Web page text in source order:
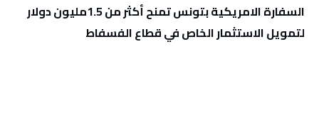
السفارة الامريكية بتونس تمنح أكثر من 1.5مليون دولار
لتمويل الاستثمار الخاص في قطاع الفسفاط